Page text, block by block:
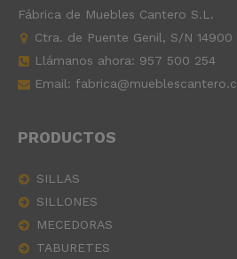
Fábrica de Muebles Cantero S.L.
Ctra. de Puente Genil, S/N
Llámanos ahora: 957 500 254
Email:
PRODUCTOS
SILLAS
SILLONES
MECEDORAS
TABURETES